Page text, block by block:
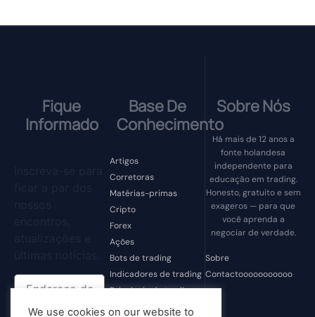
Fique
Informado
Base De
Conhecimento
Artigos
Corretoras
Matérias-primas
Cripto
Forex
Ações
Bots de trading
Indicadores de trading
Psicologia de trading
Fraudes de trading
Sobre Nós
Há mais de 12 anos a
fonte holandesa
independente para
educação em trading.
Honesto, gratuito e sem
exageros — para que
você aprenda a
negociar de verdade.
Sobre
Contactooooooooooo
We use cookies on our website to